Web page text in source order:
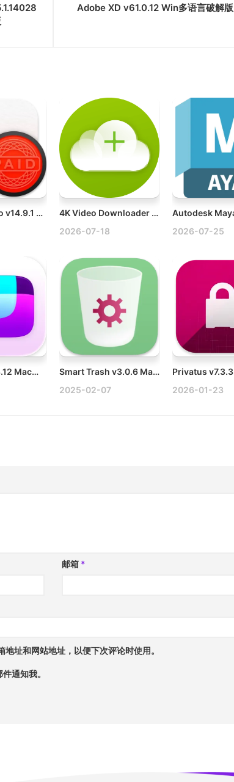
Adobe XD v61.0.12 Win多语言破解版
Chronicle Pro v14.9.1 Mac财务管理软件破解版
4K Video Downloader Plus Pro v26.2.1 Mac视频下载软件破解版
2026-07-18
2026-07-25
Screens v5.8.12 Mac远程控制软件破解版
Smart Trash v3.0.6 Mac系统垃圾清理工具破解版
2025-02-07
2026-01-23
邮箱 *
址和网站地址，以便下次评论时使用。
通知我。